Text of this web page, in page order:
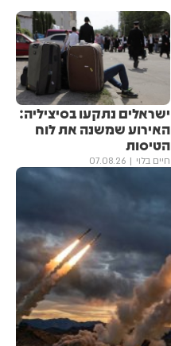
ישראלים נתקעו בסיציליה:
האירוע שמשנה את לוח
הטיסות
חיים בלוי 07.08.26